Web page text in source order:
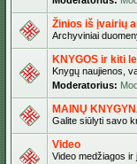
Žinios iš įvairių
Archyviniai
KNYGOS ir kiti
Knygų naujienos,
Moderatorius:
MAINŲ
Galite siūlyti savo
Video
Video medžiagos ir